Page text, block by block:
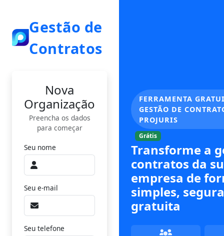
Gestão de
Contratos
Nova
Organização
Preencha os dados
para começar
Seu nome
Seu e-mail
Seu telefone
FERRAMENTA
GESTÃO DE
PROJURIS
Grátis
Transforme a
contratos da
empresa de
simples,
gratuita